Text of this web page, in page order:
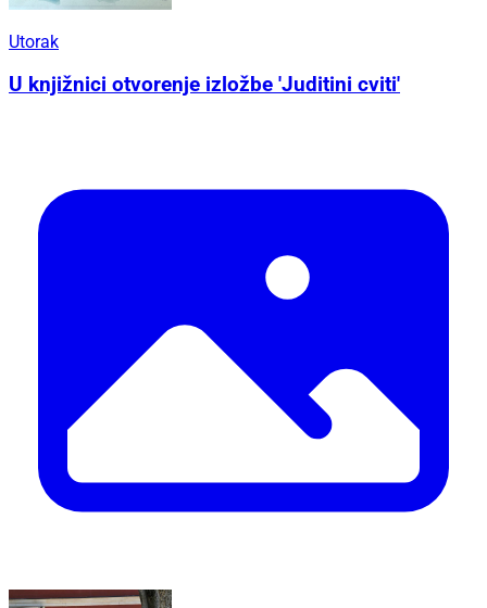
Utorak
U knjižnici otvorenje izložbe 'Juditini cviti'